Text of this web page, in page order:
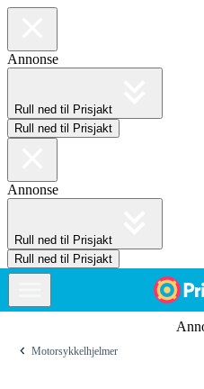
Annonse
Rull ned til Prisjakt
Rull ned til Prisjakt
Annonse
Rull ned til Prisjakt
Rull ned til Prisjakt
Motorsykkelhjelmer